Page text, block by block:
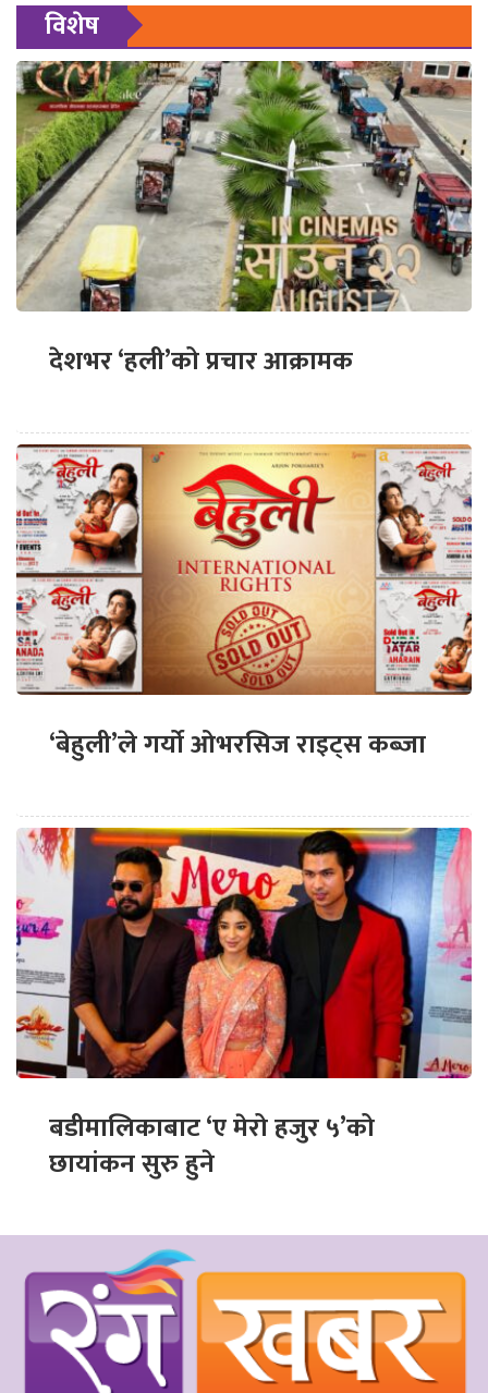
विशेष
देशभर ‘हली’को प्रचार आक्रामक
‘बेहुली’ले गर्यो ओभरसिज राइट्स कब्जा
बडीमालिकाबाट ‘ए मेरो हजुर ५’को
छायांकन सुरु हुने